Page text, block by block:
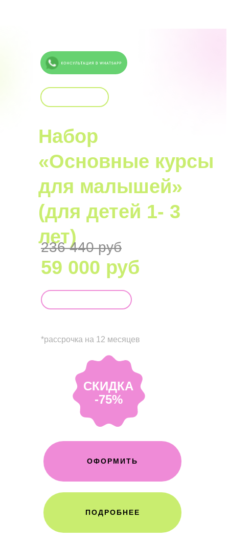
Набор
«Основные курсы
для малышей»
(для детей 1- 3
лет)
236 440 руб
59 000 руб
*рассрочка на 12 месяцев
ПОДРОБНЕЕ
ОФОРМИТЬ
СКИДКА
-75%